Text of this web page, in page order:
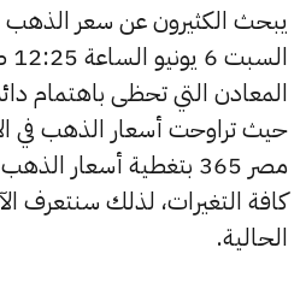
يبحث الكثيرون عن سعر الذهب
المعادن التي تحظى باهتمام
حيث تراوحت أسعار الذهب في
مصر 365 بتغطية أسعار
كافة التغيرات، لذلك سنتعرف
الحالية.